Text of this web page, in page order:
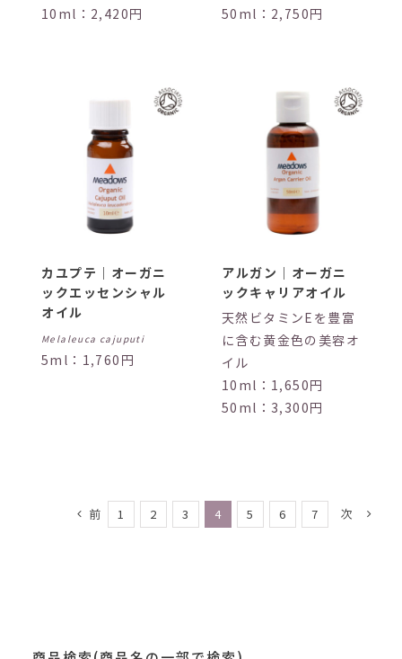
10ml：2,420円
50ml：2,750円
カユプテ｜オーガニ
ックエッセンシャル
オイル
Melaleuca cajuputi
5ml：1,760円
アルガン｜オーガニ
ックキャリアオイル
天然ビタミンEを豊富
に含む黄金色の美容オ
イル
10ml：1,650円
50ml：3,300円
前 1 2 3 4 5 6 7 次